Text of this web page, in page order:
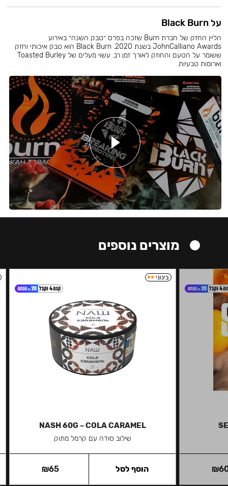
על Black Burn
הליין החזק של חברת Burn שזכה בפרס ״טבק השנה״ באירוע
JohnCalliano Awards בשנת 2020. Black Burn הוא טבק איכותי וחזק
ששומר על הטעם והחוזק לאורך זמן רב. עשוי מעלים של Toasted Burley
וארומות טבעיות.
מוצרים נוספים
₪
בינוני
NASH 60G – COLA CARAMEL
שילוב סודה עם קרמל מתוק
₪65 הוסף לסל